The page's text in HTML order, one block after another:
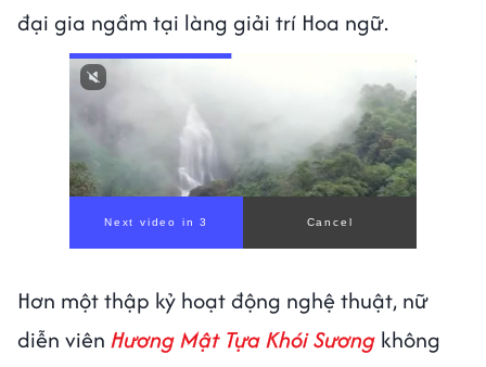
đại gia ngầm tại làng giải trí Hoa ngữ.
Next video in 1 Cancel
Hơn một thập kỷ hoạt động nghệ thuật, nữ
diễn viên Hương Mật Tựa Khói Sương không